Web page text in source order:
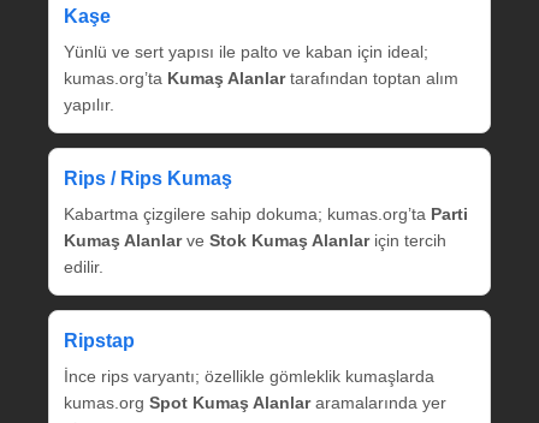
Kaşe
Yünlü ve sert yapısı ile palto ve kaban için ideal;
kumas.org’ta Kumaş Alanlartarafından toptan alım
yapılır.
Rips / Rips Kumaş
Kabartma çizgilere sahip dokuma; kumas.org’ta Parti
Kumaş Alanlarve Stok Kumaş Alanlariçin tercih
edilir.
Ripstap
İnce rips varyantı; özellikle gömleklik kumaşlarda
kumas.org Spot Kumaş Alanlararamalarında yer